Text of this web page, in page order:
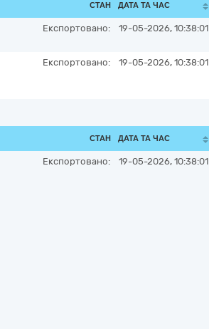
СТАН ДАТА ТА ЧАС
Експортовано: 19-05-2026, 10:38:01
Експортовано: 19-05-2026, 10:38:01
СТАН ДАТА ТА ЧАС
Експортовано: 19-05-2026, 10:38:01